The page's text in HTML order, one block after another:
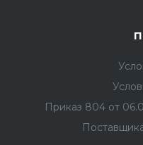
Приказ 804 от